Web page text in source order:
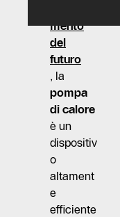
mento
del
futuro
, la
pompa
di calore
è un
dispositiv
o
altament
e
efficiente